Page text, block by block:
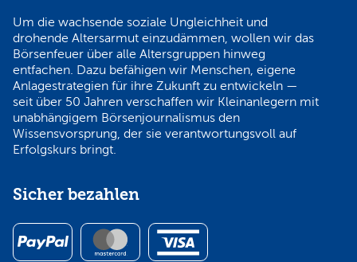
Um die wachsende soziale Ungleichheit und
drohende Altersarmut einzudämmen, wollen wir das
Börsenfeuer über alle Altersgruppen hinweg
entfachen. Dazu befähigen wir Menschen, eigene
Anlagestrategien für ihre Zukunft zu entwickeln —
seit über 50 Jahren verschaffen wir Kleinanlegern mit
unabhängigem Börsenjournalismus den
Wissensvorsprung, der sie verantwortungsvoll auf
Erfolgskurs bringt.
Sicher bezahlen